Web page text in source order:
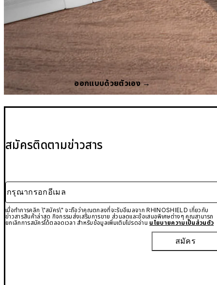
ออกแบบด้วยตัวเอง →
สมัครติดตามข่าวสาร
กรุณากรอกอีเมล
เมื่อทำการคลิก \"สมัคร\" จะถือว่าคุณตกลงที่จะรับอีเมลจาก RHINOSHIELD เกี่ยวกับ
ข่าวสารสินค้าล่าสุด กิจกรรมส่งเสริมการขาย ส่วนลดและข้อเสนอพิเศษต่างๆ คุณสามารถ
ยกเลิกการสมัครได้ตลอดเวลา สำหรับข้อมูลเพิ่มเติมโปรดอ่าน นโยบายความเป็นส่วนตัว
สมัคร